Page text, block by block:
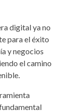
digital ya no
para el éxito
y negocios
el camino